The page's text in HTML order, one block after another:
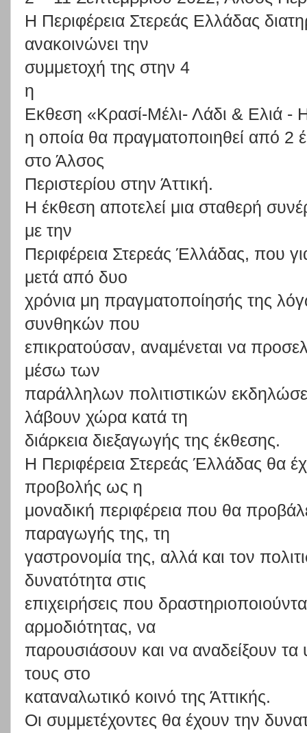
H Περιφέρεια Στερεάς Ελλάδας
ανακοινώνει την
συμμετοχή της στην 4
η
Εκθεση «Κρασί-Μέλι- Λάδι & Ελιά -
η οποία θα πραγματοποιηθεί από 2
στο Άλσος
Περιστερίου στην Άττική.
Η έκθεση αποτελεί μια σταθερή
με την
Περιφέρεια Στερεάς Έλλάδας, που
μετά από δυο
χρόνια μη πραγματοποίησής της
συνθηκών που
επικρατούσαν, αναμένεται να
μέσω των
παράλληλων πολιτιστικών εκδηλ
λάβουν χώρα κατά τη
διάρκεια διεξαγωγής της έκθεσης.
Η Περιφέρεια Στερεάς Έλλάδας θα
προβολής ως η
μοναδική περιφέρεια που θα
παραγωγής της, τη
γαστρονομία της, αλλά και τον πολι
δυνατότητα στις
επιχειρήσεις που
αρμοδιότητας, να
παρουσιάσουν και να αναδείξουν τα
τους στο
καταναλωτικό κοινό της Άττικής.
Οι συμμετέχοντες θα έχουν την